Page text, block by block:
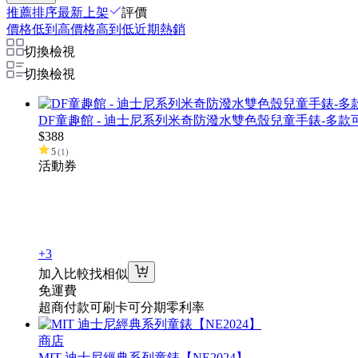
推薦排序最新上架
評價
價格低到高價格高到低近期熱銷
切換檢視
切換檢視
DF童趣館 - 迪士尼系列米奇防潑水雙色殼兒童手錶-多款
$388
5(1)
活動券
+3
加入比較找相似
免運費
超商付款可刷卡可分期零利率
商店